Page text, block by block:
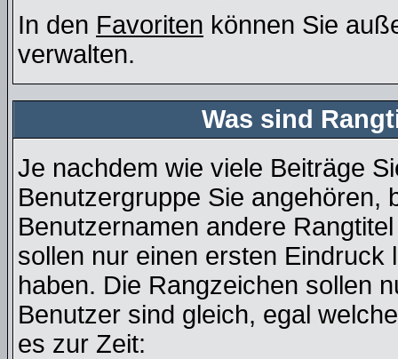
In den Favoriten können Sie
verwalten.
Was sind
Je nachdem wie viele Beiträge
Benutzergruppe Sie angehören,
Benutzernamen andere
sollen nur einen ersten
haben. Die Rangzeichen sollen
Benutzer sind gleich, egal
es zur Zeit: